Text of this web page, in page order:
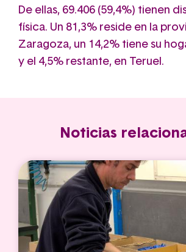
De ellas, 69.406 (59,4%) tienen
física. Un 81,3% reside en la
Zaragoza, un 14,2% tiene su
y el 4,5% restante, en Teruel.
Noticias